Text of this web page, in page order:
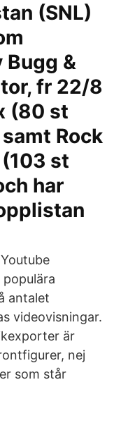
(SNL)
Bugg &
fr 22/8
(80 st
Rock
st
har
antalet
videovisningar.
är
nej
som står